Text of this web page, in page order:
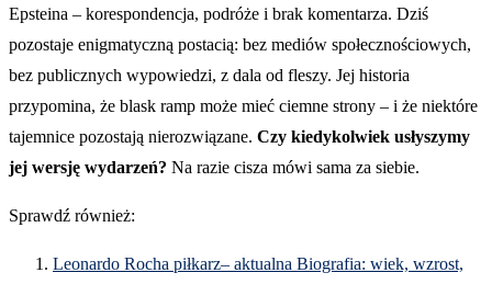
Epsteina – korespondencja, podróże i brak komentarza. Dziś
pozostaje enigmatyczną postacią: bez mediów społecznościowych,
bez publicznych wypowiedzi, z dala od fleszy. Jej historia
przypomina, że blask ramp może mieć ciemne strony – i że niektóre
tajemnice pozostają nierozwiązane. Czy kiedykolwiek usłyszymy
jej wersję wydarzeń? Na razie cisza mówi sama za siebie.
Sprawdź również:
Leonardo Rocha piłkarz– aktualna Biografia: wiek, wzrost,